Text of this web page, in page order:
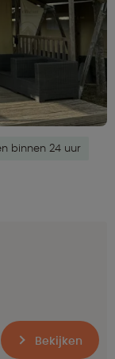
binnen 24 uur
Bekijken